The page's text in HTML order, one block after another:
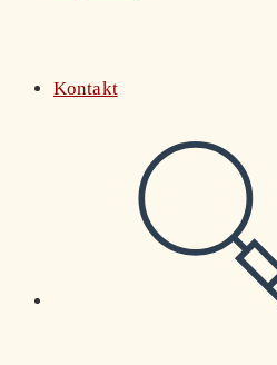
Kontakt